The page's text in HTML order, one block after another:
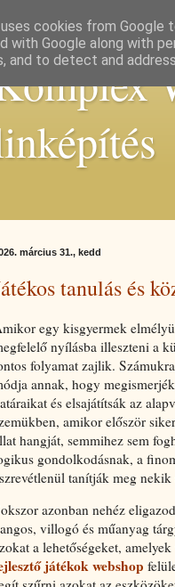
március 31., kedd
tanulás és
egy kisgyermek
nyílásba illeszteni a
folyamat zajlik.
annak, hogy
és elsajátítsák az
amikor először
hangját, semmihez sem
gondolkodásnak, a
tanítják meg nekik
azonban nehéz
villogó és műanyag
a lehetőségeket,
játékok webshop
cookies from Google
with Google along with
and to detect and